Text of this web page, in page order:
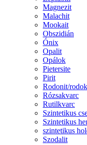
Magnezit
Malachit
Mookait
Obszidián
Ónix
Opalit
Opálok
Pietersite
Pirit
Rodonit/
Rózsakvarc
Rutilkvarc
Szintetikus
Szintetikus
szintetikus
Szodalit